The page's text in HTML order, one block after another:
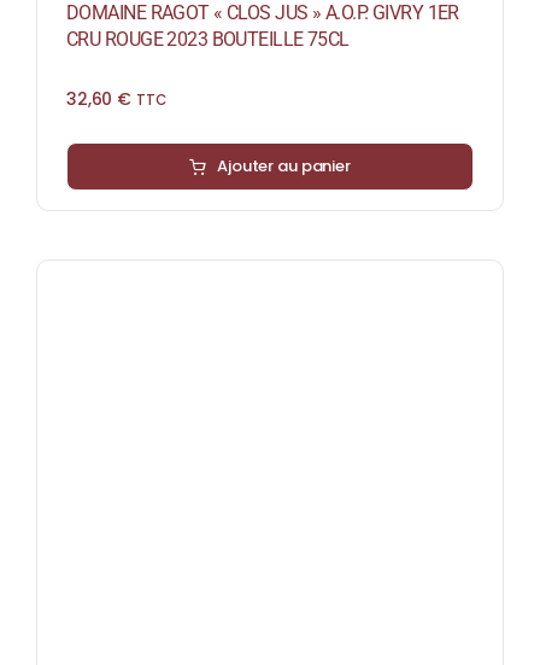
DOMAINE RAGOT « CLOS JUS » A.O.P. GIVRY 1ER
CRU ROUGE 2023 BOUTEILLE 75CL
32,60 € TTC
Ajouter au panier